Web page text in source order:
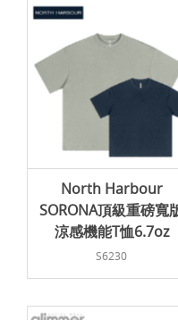
North Harbour
SORONA頂級重磅寬
涼感機能T恤6.7oz
S6230